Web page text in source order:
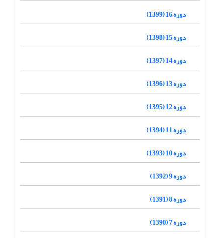
دوره 16 (1399)
دوره 15 (1398)
دوره 14 (1397)
دوره 13 (1396)
دوره 12 (1395)
دوره 11 (1394)
دوره 10 (1393)
دوره 9 (1392)
دوره 8 (1391)
دوره 7 (1390)